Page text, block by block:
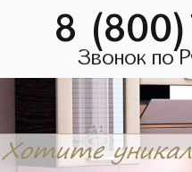
8
Звонок по